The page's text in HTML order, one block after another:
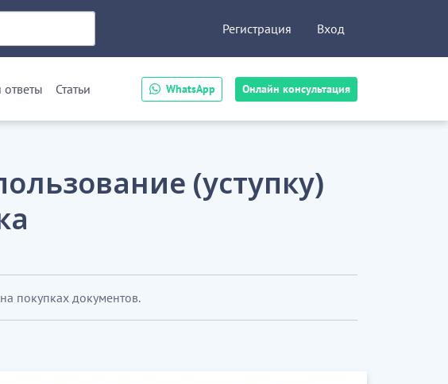
WhatsApp Онлайн консультация
Регистрация Вход
Статьи
(уступку)
покупках документов.